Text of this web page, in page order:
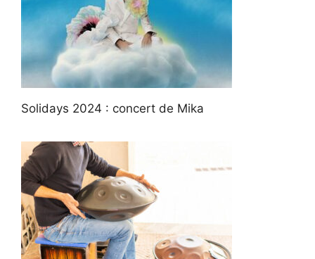
Solidays 2024 : concert de Mika